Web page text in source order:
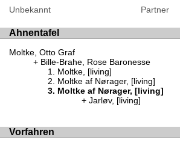
Unbekannt
Partner
Ahnentafel
Moltke, Otto Graf
Bille-Brahe, Rose Baronesse
Moltke, [living]
Moltke af Nørager, [living]
Moltke af Nørager, [living]
Jarløv, [living]
Vorfahren